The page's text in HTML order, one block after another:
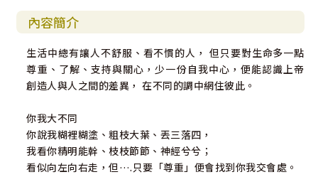
內容簡介
生活中總有讓人不舒服、看不慣的人， 但只要對生命多一點
尊重、了解、支持與關心，少一份自我中心，便能認識上帝
創造人與人之間的差異， 在不同的調中網住彼此。
你我大不同
你說我糊裡糊塗、粗枝大葉、丟三落四，
我看你精明能幹、枝枝節節、神經兮兮；
看似向左向右走，但….只要「尊重」便會找到你我交會處。